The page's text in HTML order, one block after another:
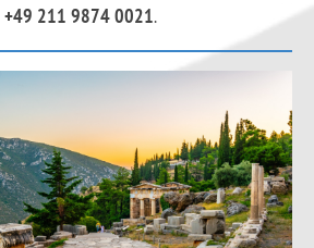
+49 211 9874 0021.